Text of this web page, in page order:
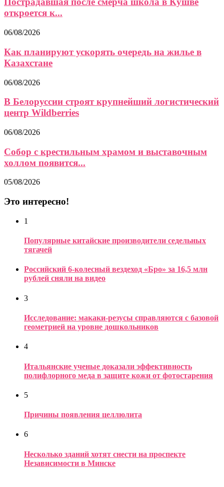
откроется к...
06/08/2026
Как планируют ускорять очередь на жилье в
Казахстане
06/08/2026
В Белоруссии строят крупнейший логистический
центр Wildberries
06/08/2026
Собор с крестильным храмом и выставочным
холлом появится...
05/08/2026
Это интересно!
1
Популярные китайские производители седельных
тягачей
Российский 6-колесный вездеход «Бро» за 16,5 млн
рублей сняли на видео
3
Исследование: макаки-резусы справляются с базовой
геометрией на уровне дошкольников
4
Итальянские ученые доказали эффективность
полифлорного меда в защите кожи от фотостарения
5
Причины появления целлюлита
6
Несколько зданий хотят снести на проспекте
Независимости в Минске